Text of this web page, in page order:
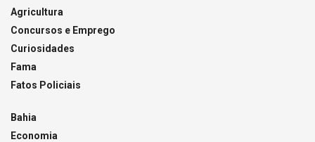
Agricultura
Concursos e Emprego
Curiosidades
Fama
Fatos Policiais
Bahia
Economia